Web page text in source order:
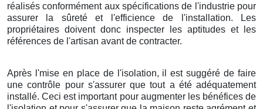
réalisés conformément aux spécifications de l'industrie pour
assurer la sûreté et l'efficience de l'installation. Les
propriétaires doivent donc inspecter les aptitudes et les
références de l'artisan avant de contracter.
Après l'mise en place de l'isolation, il est suggéré de faire
une contrôle pour s'assurer que tout a été adéquatement
installé. Ceci est important pour augmenter les bénéfices de